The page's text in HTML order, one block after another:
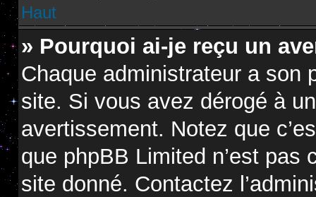
Haut
» Pourquoi ai-je reçu un
Chaque administrateur a son
site. Si vous avez dérogé à
avertissement. Notez que
que phpBB Limited n’est pas
site donné. Contactez